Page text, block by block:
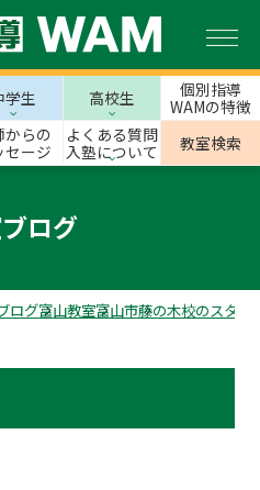
学生 高校生
個別指導
WAMの特徴
からの
セージ
よくある質問
入塾について
教室検索
ログ
ログ富山教室富山市藤の木校のスタッ